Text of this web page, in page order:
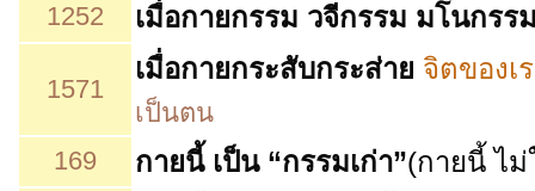
1252 เมื่อกายกรรม วจีกรรม มโนกร
1571
เมื่อกายกระสับกระส่าย จิตของเ
เป็นตน
169
กายนี้ เป็น “กรรมเก่า”(กายนี้ ไ